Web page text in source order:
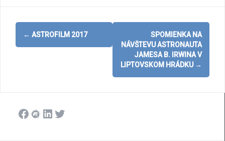
Post
navigation
← ASTROFILM 2017
SPOMIENKA NA
NÁVŠTEVU ASTRONAUTA
JAMESA B. IRWINA V
LIPTOVSKOM HRÁDKU →
Facebook
Meetup
LinkedIn
Twitter